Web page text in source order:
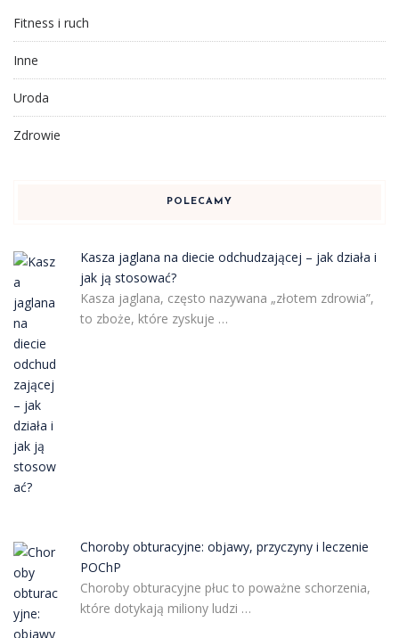
Fitness i ruch
Inne
Uroda
Zdrowie
POLECAMY
Kasza jaglana na diecie odchudzającej – jak działa i
jak ją stosować?
Kasza jaglana, często nazywana „złotem zdrowia”,
to zboże, które zyskuje …
Choroby obturacyjne: objawy, przyczyny i leczenie
POChP
Choroby obturacyjne płuc to poważne schorzenia,
które dotykają miliony ludzi …